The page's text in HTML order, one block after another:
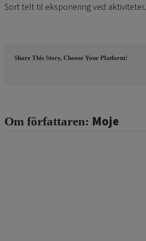
Sort telt til eksponering ved aktiviteter.
Share This Story, Choose Your Platform!
Om författaren: Moje